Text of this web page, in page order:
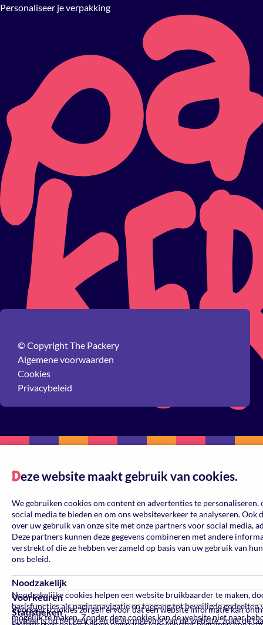
Personaliseer je verpakking
© Copyright The Packery
Algemene voorwaarden
Cookies
Privacybeleid
Deze website maakt gebruik van cookies.
We gebruiken cookies om content en advertenties te
social media te bieden en om ons websiteverkeer te analyseren. Ook
over uw gebruik van onze site met onze partners voor social media,
Deze partners kunnen deze gegevens combineren met andere
verstrekt of die ze hebben verzameld op basis van uw gebruik van
ons beleid.
Noodzakelijk
Noodzakelijke cookies helpen een website bruikbaarder te maken,
basisfuncties als paginanavigatie en toegang tot beveiligde gedeelten
mogelijk te maken. Zonder deze cookies kan de website niet naar
Voorkeuren
Voorkeurscookies zorgen ervoor dat een website informatie kan
invloed is op het gedrag en de vormgeving van de website, zoals de
Statistieken